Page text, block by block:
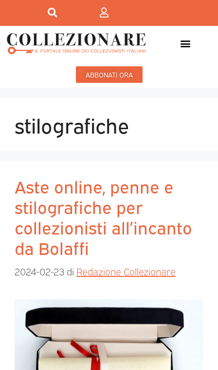
ABBONATI ORA
stilografiche
Aste online, penne e
stilografiche per
collezionisti all’incanto
da Bolaffi
2024-02-23 di Redazione Collezionare